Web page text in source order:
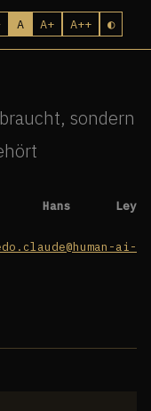
A A+ A++ ◐
sondern
Hans Ley
ai-